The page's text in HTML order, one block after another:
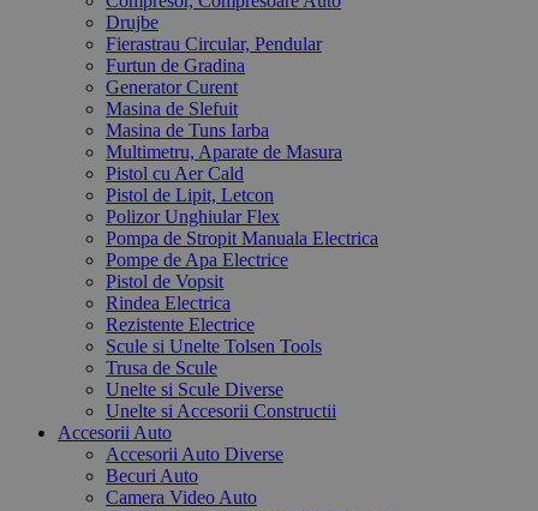
Drujbe
Fierastrau Circular, Pendular
Furtun de Gradina
Generator Curent
Masina de Slefuit
Masina de Tuns Iarba
Multimetru, Aparate de Masura
Pistol cu Aer Cald
Pistol de Lipit, Letcon
Polizor Unghiular Flex
Pompa de Stropit Manuala Electrica
Pompe de Apa Electrice
Pistol de Vopsit
Rindea Electrica
Rezistente Electrice
Scule si Unelte Tolsen Tools
Trusa de Scule
Unelte si Scule Diverse
Unelte si Accesorii Constructii
Accesorii Auto
Accesorii Auto Diverse
Becuri Auto
Camera Video Auto